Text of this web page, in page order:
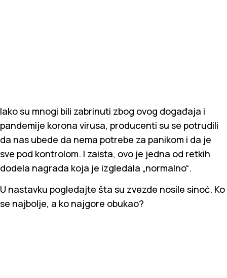
Iako su mnogi bili zabrinuti zbog ovog događaja i
pandemije korona virusa, producenti su se potrudili
da nas ubede da nema potrebe za panikom i da je
sve pod kontrolom. I zaista, ovo je jedna od retkih
dodela nagrada koja je izgledala „normalno“.
U nastavku pogledajte šta su zvezde nosile sinoć. Ko
se najbolje, a ko najgore obukao?